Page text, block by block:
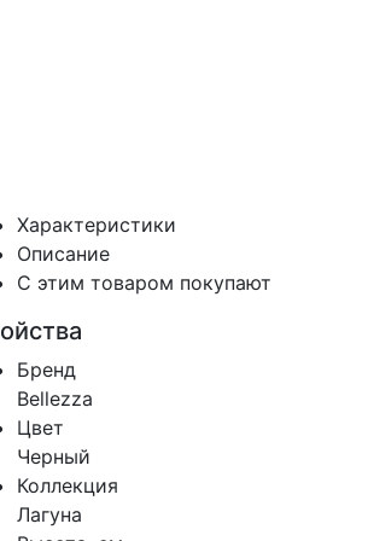
Характеристики
Описание
С этим товаром покупают
Бренд
Bellezza
Цвет
Черный
Коллекция
Лагуна